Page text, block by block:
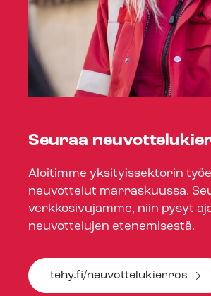
Seuraa
Aloitimme yksityissektorin
neu­vot­te­lut marraskuussa.
verkkosivujamme, niin pysyt
neuvottelujen etenemisestä.
tehy.fi/neuvottelukierros